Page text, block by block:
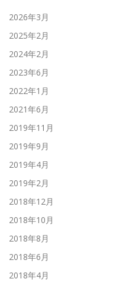
2026年3月
2025年2月
2024年2月
2023年6月
2022年1月
2021年6月
2019年11月
2019年9月
2019年4月
2019年2月
2018年12月
2018年10月
2018年8月
2018年6月
2018年4月